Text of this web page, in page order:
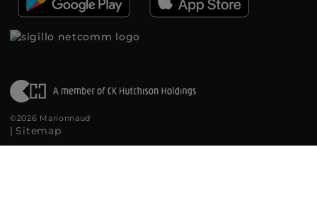
©2026 Marionnaud
| Sitemap